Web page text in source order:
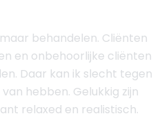
behandelen. Cliënten
en onbehoorlijke cliënten
Daar kan ik slecht tegen
hebben. Gelukkig zijn
relaxed en realistisch.